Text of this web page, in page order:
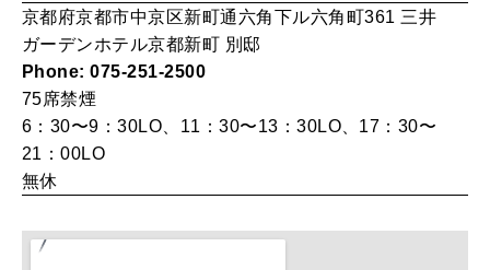
算命学がわかる今月のあなた
LEARN
知る、考える
MAMA
京都府京都市中京区新町通六角下ル六角町361 三井
ガーデンホテル京都新町 別邸
Phone: 075-251-2500
75席禁煙
6：30〜9：30LO、11：30〜13：30LO、17：30〜
21：00LO
無休